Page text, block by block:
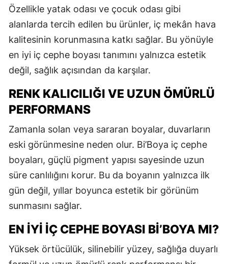
Özellikle yatak odası ve çocuk odası gibi
alanlarda tercih edilen bu ürünler, iç mekân hava
kalitesinin korunmasına katkı sağlar. Bu yönüyle
en iyi iç cephe boyası tanımını yalnızca estetik
değil, sağlık açısından da karşılar.
RENK KALICILIĞI VE UZUN ÖMÜRLÜ
PERFORMANS
Zamanla solan veya sararan boyalar, duvarların
eski görünmesine neden olur. Bi’Boya iç cephe
boyaları, güçlü pigment yapısı sayesinde uzun
süre canlılığını korur. Bu da boyanın yalnızca ilk
gün değil, yıllar boyunca estetik bir görünüm
sunmasını sağlar.
EN İYI İÇ CEPHE BOYASI BI’BOYA MI?
Yüksek örtücülük, silinebilir yüzey, sağlığa duyarlı